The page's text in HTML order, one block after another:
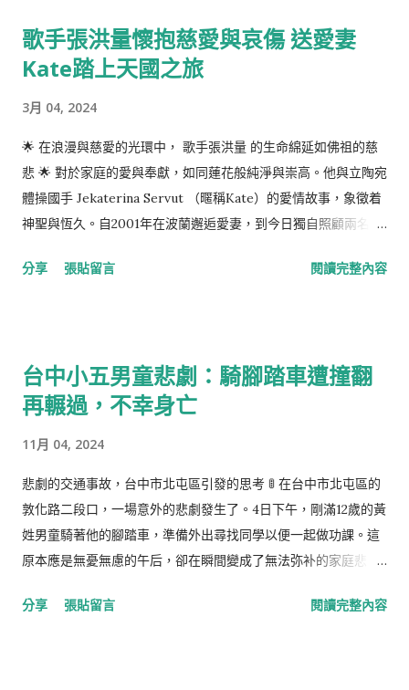
歌手張洪量懷抱慈愛與哀傷 送愛妻
Kate踏上天國之旅
3月 04, 2024
🌟 在浪漫與慈愛的光環中， 歌手張洪量 的生命綿延如佛祖的慈
悲 🌟 對於家庭的愛與奉獻，如同蓮花般純淨與崇高。他與立陶宛
體操國手 Jekaterina Servut （暱稱Kate）的愛情故事，象徵着
神聖與恆久。自2001年在波蘭邂逅愛妻，到今日獨自照顧兩名孩
相愛，但命運也無情地撕扯了這段深厚情緣。Kate在2021年底被
為救星。手術之後，他開朗的愛人甚至笑談擁有了一副台灣的肝
臟。可是，命運的殘酷再次顯現，短短一年間，新肝出現異常，
傷的深淵，泣不成聲，但其內心的關懷與堅韌依然堅守佛祖的教
誨。他積極尋找各種途徑去延續妻子的生命，願意捐肝，願意赴
香港尋求援助，都是為了不讓愛妻的生命之火熄滅。即使泯然於
人群之中的他，還是如佛陀般廣施慈悲。 最終，Kate於2022年
離開了這個世界， 張洪量 在忍受失去愛妻的痛苦中，仍舊肩負起
哀傷與愛的力量。他的淚水，不只是對過往的緬懷，更是對未來
分享 張貼留言 閱讀完整內容
台中小五男童悲劇：騎腳踏車遭撞翻
再輾過，不幸身亡
11月 04, 2024
悲劇的交通事故，台中市北屯區引發的思考 🚦 在台中市北屯區的
敦化路二段口，一場意外的悲劇發生了。4日下午，剛滿12歲的黃
姓男童騎著他的腳踏車，準備外出尋找同學以便一起做功課。這
原本應是無憂無慮的午后，卻在瞬間變成了無法弥补的家庭悲
駕駛的電動機車相撞，隨後被另一輛由傅姓駕駛的休旅車輾過。
分享 張貼留言 閱讀完整內容